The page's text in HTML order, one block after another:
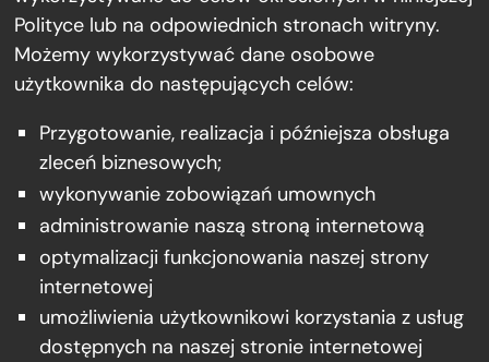
Polityce lub na odpowiednich stronach witryny.
Możemy wykorzystywać dane osobowe
użytkownika do następujących celów:
Przygotowanie, realizacja i późniejsza obsługa
zleceń biznesowych;
wykonywanie zobowiązań umownych
administrowanie naszą stroną internetową
optymalizacji funkcjonowania naszej strony
internetowej
umożliwienia użytkownikowi korzystania z usług
dostępnych na naszej stronie internetowej